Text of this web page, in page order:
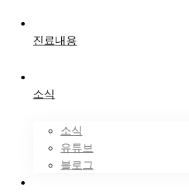
진료내용
소식
소식
유튜브
블로그